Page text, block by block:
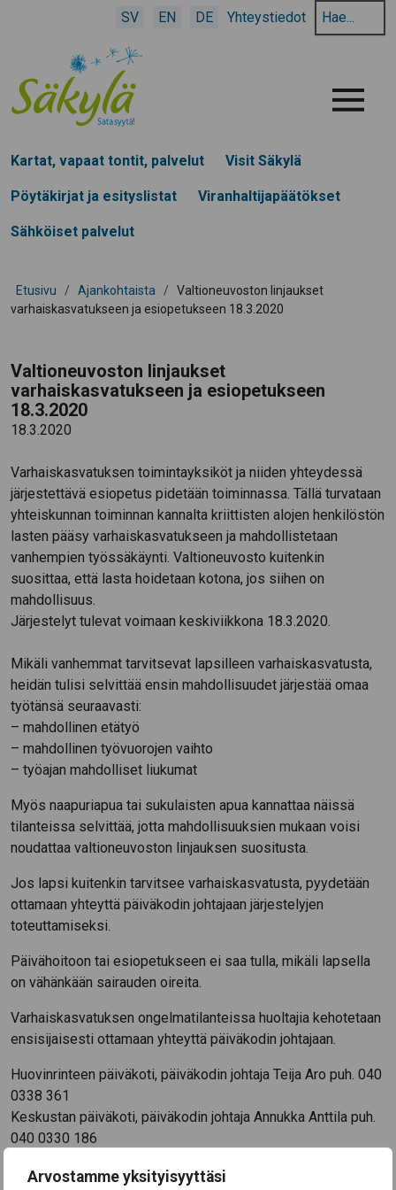
Arvostamme yksityisyyttäsi
SV EN DE Yhteystiedot
Hae
hakusanalla:
Menu
Kartat, vapaat tontit, palvelut Visit Säkylä
Pöytäkirjat ja esityslistat Viranhaltijapäätökset
Sähköiset palvelut
Etusivu / Ajankohtaista /
Valtioneuvoston linjaukset
varhaiskasvatukseen ja esiopetukseen 18.3.2020
Valtioneuvoston linjaukset
varhaiskasvatukseen ja esiopetukseen
18.3.2020
18.3.2020
Varhaiskasvatuksen toimintayksiköt ja niiden yhteydessä
järjestettävä esiopetus pidetään toiminnassa. Tällä turvataan
yhteiskunnan toiminnan kannalta kriittisten alojen henkilöstön
lasten pääsy varhaiskasvatukseen ja mahdollistetaan
vanhempien työssäkäynti. Valtioneuvosto kuitenkin
suosittaa, että lasta hoidetaan kotona, jos siihen on
mahdollisuus.
Järjestelyt tulevat voimaan keskiviikkona 18.3.2020.
Mikäli vanhemmat tarvitsevat lapsilleen varhaiskasvatusta,
heidän tulisi selvittää ensin mahdollisuudet järjestää omaa
työtänsä seuraavasti:
– mahdollinen etätyö
– mahdollinen työvuorojen vaihto
– työajan mahdolliset liukumat
Myös naapuriapua tai sukulaisten apua kannattaa näissä
tilanteissa selvittää, jotta mahdollisuuksien mukaan voisi
noudattaa valtioneuvoston linjauksen suositusta.
Jos lapsi kuitenkin tarvitsee varhaiskasvatusta, pyydetään
ottamaan yhteyttä päiväkodin johtajaan järjestelyjen
toteuttamiseksi.
Päivähoitoon tai esiopetukseen ei saa tulla, mikäli lapsella
on vähänkään sairauden oireita.
Varhaiskasvatuksen ongelmatilanteissa huoltajia kehotetaan
ensisijaisesti ottamaan yhteyttä päiväkodin johtajaan.
Huovinrinteen päiväkoti, päiväkodin johtaja Teija Aro puh. 040
0338 361
Keskustan päiväkoti, päiväkodin johtaja Annukka Anttila puh.
040 0330 186
050 4086 234